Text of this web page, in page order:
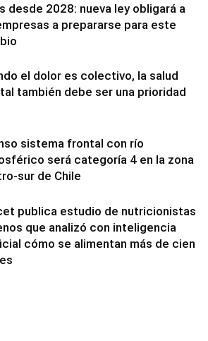
desde 2028: nueva ley obligará a
a prepararse para este
el dolor es colectivo, la salud
también debe ser una prioridad
sistema frontal con río
será categoría 4 en la zona
sur de Chile
publica estudio de nutricionistas
que analizó con inteligencia
cómo se alimentan más de cien